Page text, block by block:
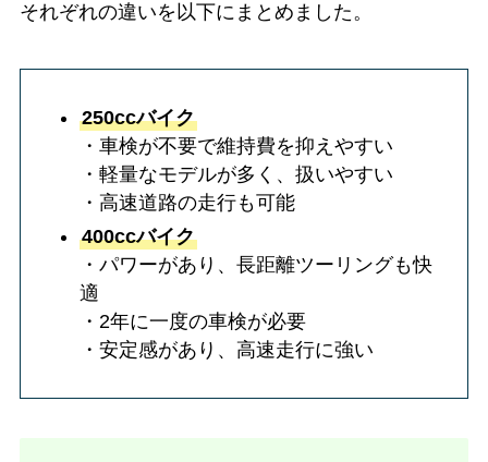
それぞれの違いを以下にまとめました。
250ccバイク
・車検が不要で維持費を抑えやすい
・軽量なモデルが多く、扱いやすい
・高速道路の走行も可能
400ccバイク
・パワーがあり、長距離ツーリングも快
適
・2年に一度の車検が必要
・安定感があり、高速走行に強い